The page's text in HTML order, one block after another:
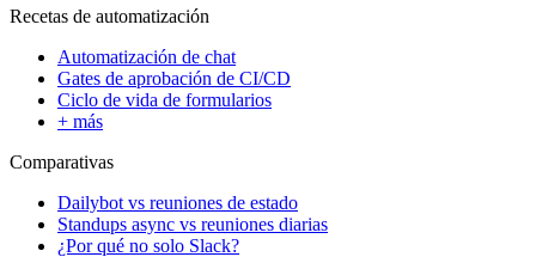
Recetas de automatización
Automatización de chat
Gates de aprobación de CI/CD
Ciclo de vida de formularios
+ más
Comparativas
Dailybot vs reuniones de estado
Standups async vs reuniones diarias
¿Por qué no solo Slack?